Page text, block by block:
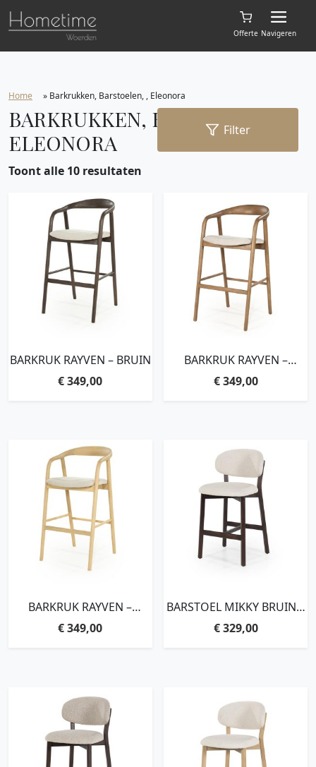
Offerte Navigeren
Home » Barkrukken, Barstoelen, , Eleonora
BARKRUKKEN, BARSTOELEN, ,
ELEONORA
Filter
Toont alle 10 resultaten
BARKRUK RAYVEN – BRUIN
€349,00
BARKRUK RAYVEN –
LICHTBRUIN
€349,00
BARKRUK RAYVEN –
NATUREL
€349,00
BARSTOEL MIKKY BRUIN –
BEIGE MOON
€329,00